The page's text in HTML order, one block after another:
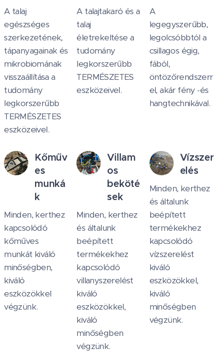
A talaj
egészséges
szerkezetének,
tápanyagainak és
mikrobiomának
visszaállítása a
tudomány
legkorszerűbb
TERMÉSZETES
eszközeivel.
A talajtakaró és a
talaj
életrekeltése a
tudomány
legkorszerűbb
TERMÉSZETES
eszközeivel.
A
legegyszerűbb,
legolcsóbbtól a
csillagos égig,
fából,
öntözőrendszerr
el, akár fény -és
hangtechnikával.
Kőműv
es
munká
k
Minden, kerthez
kapcsolódó
kőműves
munkát kiváló
minőségben,
kiváló
eszközökkel
végzünk.
Villam
os
beköté
sek
Minden, kerthez
és általunk
beépített
termékekhez
kapcsolódó
villanyszerelést
kiváló
eszközökkel,
kiváló
minőségben
végzünk.
Vízszer
elés
Minden, kerthez
és általunk
beépített
termékekhez
kapcsolódó
vízszerelést
kiváló
eszközökkel,
kiváló
minőségben
végzünk.